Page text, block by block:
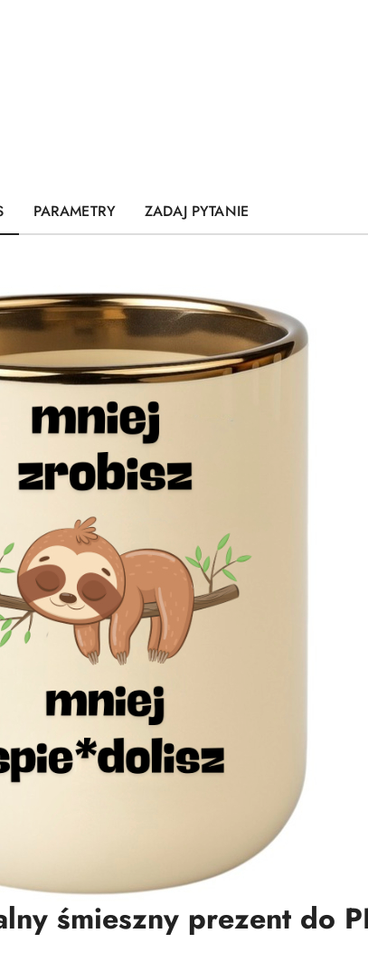
PARAMETRY ZADAJ PYTANIE
śmieszny prezent do